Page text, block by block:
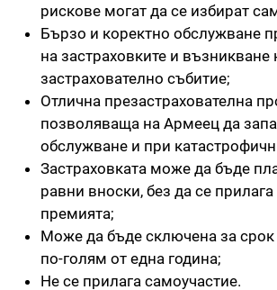
рискове могат да се избират
Бързо и коректно обслужване
на застраховките и възникване
застрахователно събитие;
Отлична презастрахователна
позволяваща на Армеец да
обслужване и при
Застраховката може да бъде
равни вноски, без да се
премията;
Може да бъде сключена за
по-голям от една година;
Не се прилага самоучастие.